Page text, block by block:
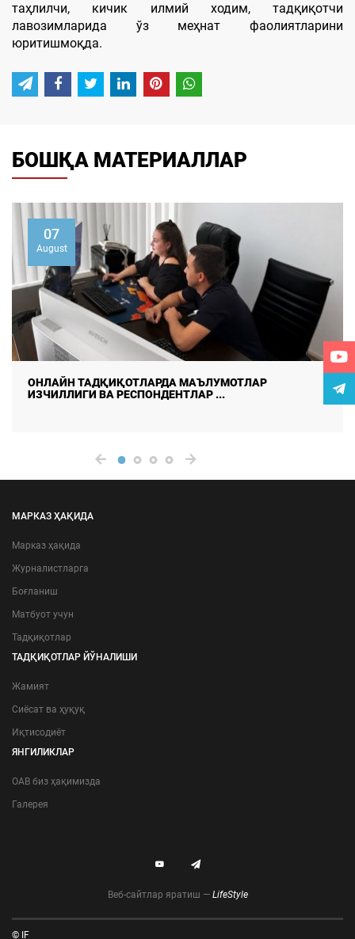
таҳлилчи, кичик илмий ходим, тадқиқотчи
лавозимларида ўз меҳнат фаолиятларини
юритишмоқда.
БОШҚА МАТЕРИАЛЛАР
07
August
ДАЛА ТАДҚИҚОТЛАРИДА МАЪЛУМОТЛАР СИФАТИ ВА
ИШОНЧЛИЛИГИНИ ТАЪМ ...
МАРКАЗ ҲАҚИДА
Марказ ҳақида
Журналистларга
Боғланиш
Матбуот учун
Тадқиқотлар
ТАДҚИҚОТЛАР ЙЎНАЛИШИ
Жамият
Сиёсат ва ҳуқуқ
Иқтисодиёт
ЯНГИЛИКЛАР
ОАВ биз ҳақимизда
Галерея
Веб-сайтлар яратиш — LifeStyle
© IF